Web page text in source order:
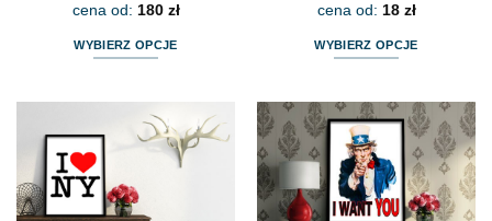
cena od: 180 zł
WYBIERZ OPCJE
wiele
wariantów.
Opcje
można
cena od: 18 zł
WYBIERZ OPCJE
ma
wiele
wariantów.
Opcje
można